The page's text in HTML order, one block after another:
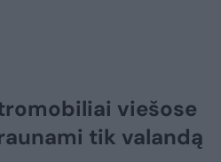
viešose
tik valandą